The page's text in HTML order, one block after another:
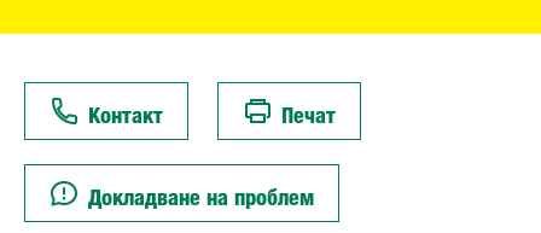
Контакт Печат
Докладване на проблем